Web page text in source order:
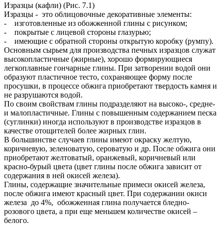
Изразцы (кафли) (Рис. 7.1)
Изразцы - это облицовочные декоративные элементы:
- изготовленные из обожженной глины с рисунком;
- покрытые с лицевой стороны глазурью;
- имеющие с обратной стороны открытую коробку (румпу).
Основным сырьем для производства печных изразцов служат
высокопластичные (жирные), хорошо формирующиеся
легкоплавные гончарные глины. При затворении водой они
образуют пластичное тесто, сохраняющее форму после
просушки, в процессе обжига приобретают твердость камня и
не разрушаются водой.
По своим свойствам глины подразделяют на высоко-, средне-
и малопластичные. Глины с повышенным содержанием песка
(суглинки) иногда используют в производстве изразцов в
качестве отощителей более жирных глин.
В большинстве случаев глины имеют окраску желтую,
коричневую, зеленоватую, сероватую и др. После обжига они
приобретают желтоватый, оранжевый, коричневый или
красно-бурый цвета (цвет глины после обжига зависит от
содержания в ней окисей железа).
Глины, содержащие значительные примеси окисей железа,
после обжига имеют красный цвет. При содержании окиси
железа до 4%, обожженная глина получается бледно-
розового цвета, а при еще меньшем количестве окисей –
белого.